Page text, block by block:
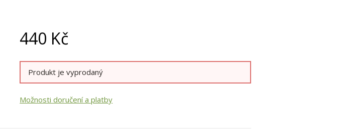
440 Kč
Produkt je vyprodaný
Možnosti doručení a platby